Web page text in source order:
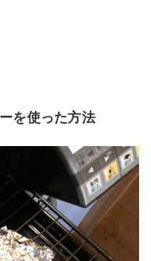
を使った方法